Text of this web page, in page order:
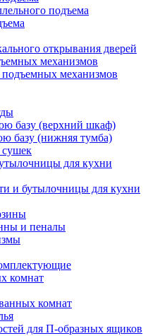
подъема
открывания дверей
механизмов
подъемных механизмов
базу (верхний шкаф)
базу (нижняя тумба)
сушек
для кухни
и бутылочницы для кухни
и пеналы
комнат
комнат
для П-образных ящиков